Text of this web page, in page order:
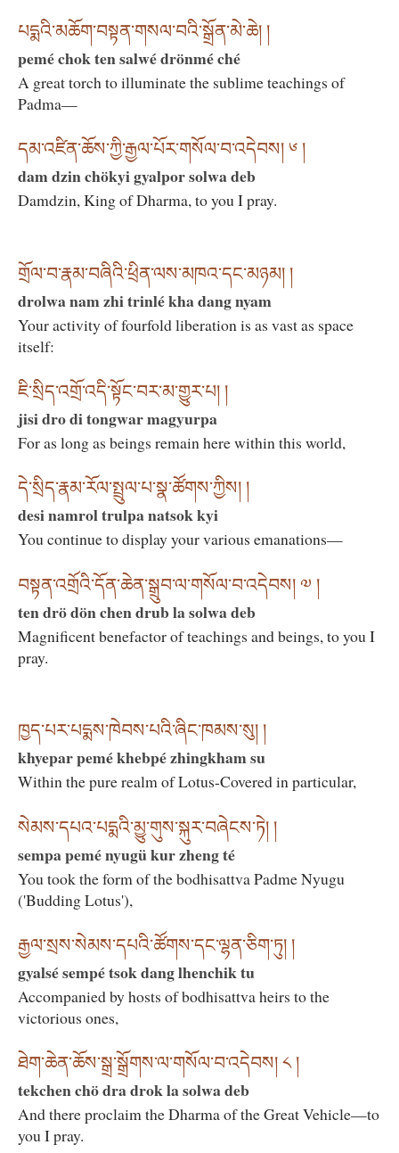
པདྨའི་མཆོག་བསྟན་གསལ་བའི་སྒྲོན་མེ་ཆེ། །
pemé chok ten salwé drönmé ché
A great torch to illuminate the sublime teachings of
Padma—
དམ་འཛིན་ཆོས་ཀྱི་རྒྱལ་པོར་གསོལ་བ་འདེབས། ༦ །
dam dzin chökyi gyalpor solwa deb
Damdzin, King of Dharma, to you I pray.
གྲོལ་བ་རྣམ་བཞིའི་ཕྲིན་ལས་མཁའ་དང་མཉམ། །
drolwa nam zhi trinlé kha dang nyam
Your activity of fourfold liberation is as vast as space
itself:
ཇི་སྲིད་འགྲོ་འདི་སྟོང་བར་མ་གྱུར་པ། །
jisi dro di tongwar magyurpa
For as long as beings remain here within this world,
དེ་སྲིད་རྣམ་རོལ་སྤྲུལ་པ་སྣ་ཚོགས་ཀྱིས། །
desi namrol trulpa natsok kyi
You continue to display your various emanations—
བསྟན་འགྲོའི་དོན་ཆེན་སྒྲུབ་ལ་གསོལ་བ་འདེབས། ༧ །
ten drö dön chen drub la solwa deb
Magnificent benefactor of teachings and beings, to you I
pray.
ཁྱད་པར་པདྨས་ཁེབས་པའི་ཞིང་ཁམས་སུ། །
khyepar pemé khebpé zhingkham su
Within the pure realm of Lotus-Covered in particular,
སེམས་དཔའ་པདྨའི་མྱུ་གུས་སྐུར་བཞེངས་ཏེ། །
sempa pemé nyugü kur zheng té
You took the form of the bodhisattva Padme Nyugu
('Budding Lotus'),
རྒྱལ་སྲས་སེམས་དཔའི་ཚོགས་དང་ལྷན་ཅིག་ཏུ། །
gyalsé sempé tsok dang lhenchik tu
Accompanied by hosts of bodhisattva heirs to the
victorious ones,
ཐེག་ཆེན་ཆོས་སྒྲ་སྒྲོགས་ལ་གསོལ་བ་འདེབས། ༨ །
tekchen chö dra drok la solwa deb
And there proclaim the Dharma of the Great Vehicle—to
you I pray.